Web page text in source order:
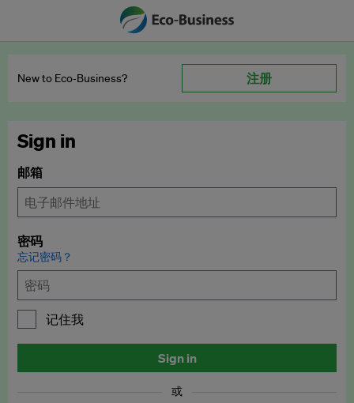
New to Eco‑Business? 注册
Sign in
邮箱
密码
忘记密码？
记住我
Sign in
或